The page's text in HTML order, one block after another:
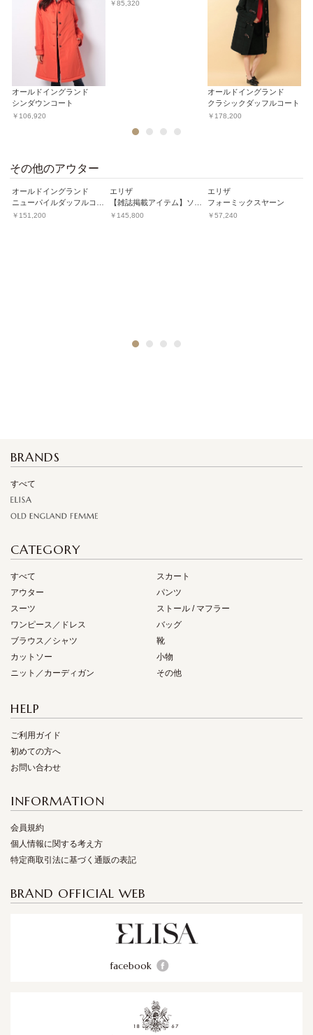
オールドイングランド
シンダウンコート
￥106,920
￥85,320
オールドイングランド
クラシックダッフルコート
￥178,200
2 3 4
その他のアウター
オールドイングランド
￥151,200
エリザ
￥145,800
エリザ
フォーミックスヤーン
￥57,240
2 3 4
BRANDS
すべて
CATEGORY
すべて
アウター
スーツ
ワンピース／ドレス
ブラウス／シャツ
カットソー
ニット／カーディガン
スカート
パンツ
ストール / マフラー
バッグ
靴
小物
その他
HELP
ご利用ガイド
初めての方へ
お問い合わせ
INFORMATION
会員規約
個人情報に関する考え方
特定商取引法に基づく通販の表記
BRAND OFFICIAL WEB
facebook